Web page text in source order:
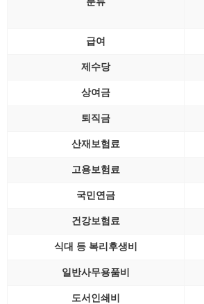
급여
제수당
상여금
퇴직금
산재보험료
고용보험료
국민연금
건강보험료
식대 등 복리후생비
일반사무용품비
도서인쇄비